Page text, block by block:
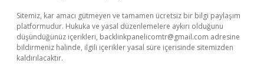
Sitemiz, kar amacı gütmeyen ve tamamen ücretsiz bir bilgi paylaşım
platformudur. Hukuka ve yasal düzenlemelere aykırı olduğunu
düşündüğünüz içerikleri, backlinkpanelicomtr@gmail.com adresine
bildirmeniz halinde, ilgili içerikler yasal süre içerisinde sitemizden
kaldırılacaktır.